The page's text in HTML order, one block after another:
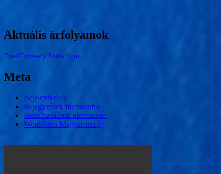
Aktuális árfolyamok
FreeCurrencyRates.com
Meta
Bejelentkezés
Bejegyzések hírcsatorna
Hozzászólások hírcsatorna
WordPress Magyarország